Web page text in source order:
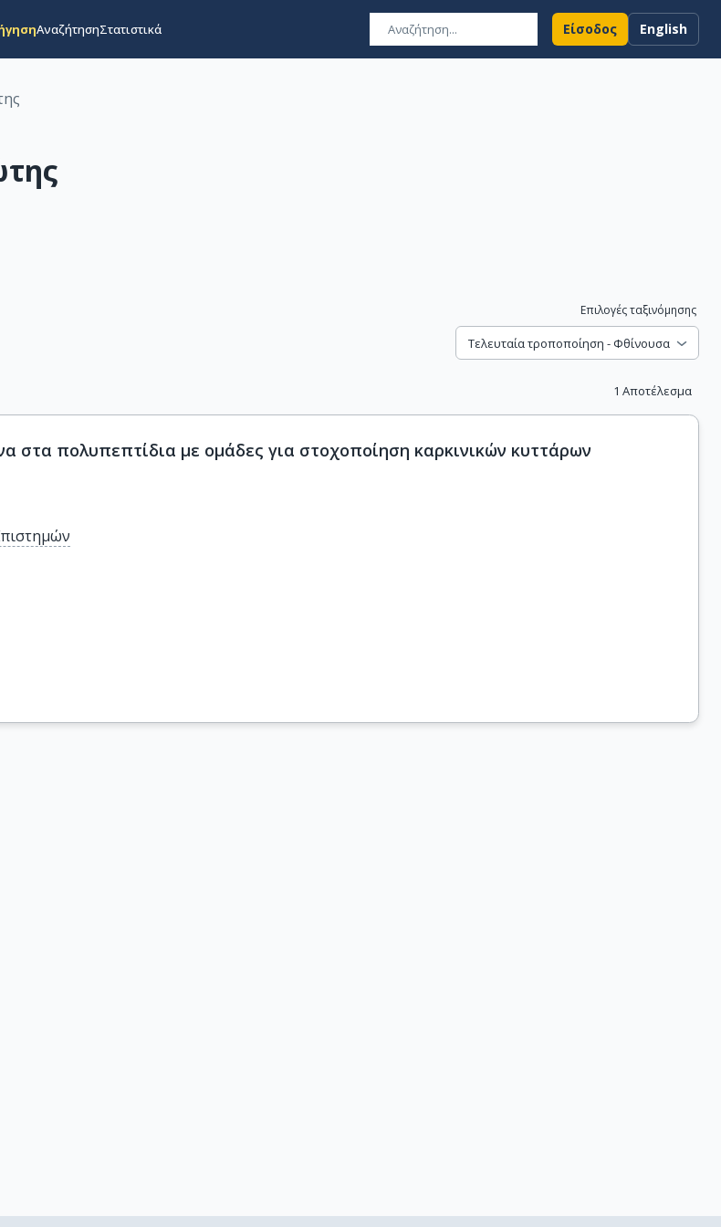
ΑναζήτησηΣτατιστικά Είσοδος English
Επιλογές ταξινόμησης
Τελευταία τροποποίηση - Φθίνουσα
1 Αποτέλεσμα
στα πολυπεπτίδια με ομάδες για στοχοποίηση καρκινικών κυττάρων